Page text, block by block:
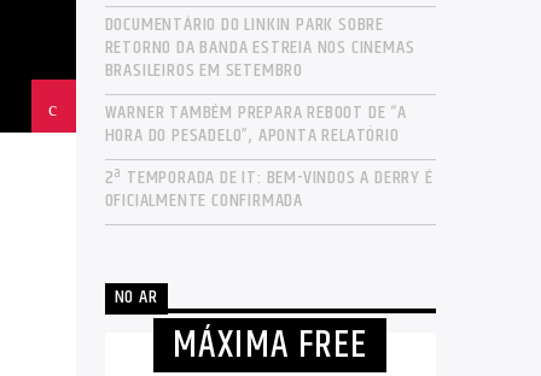
DOCUMENTÁRIO DO LINKIN PARK SOBRE
RETORNO DA BANDA ESTREIA NOS CINEMAS
BRASILEIROS EM SETEMBRO
WARNER TAMBÉM PREPARA REBOOT DE “A
HORA DO PESADELO”, APONTA RELATÓRIO
2ª TEMPORADA DE IT: BEM-VINDOS A DERRY É
OFICIALMENTE CONFIRMADA
NO AR
MÁXIMA FREE